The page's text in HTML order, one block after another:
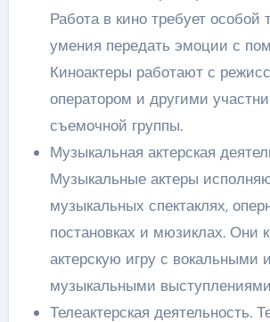
Работа в кино требует особой
умения передать эмоции с
Киноактеры работают с
оператором и другими
съемочной группы.
Музыкальная актерская
Музыкальные актеры
музыкальных спектаклях,
постановках и мюзиклах. Они
актерскую игру с вокальными и
музыкальными
Телеактерская деятельность.